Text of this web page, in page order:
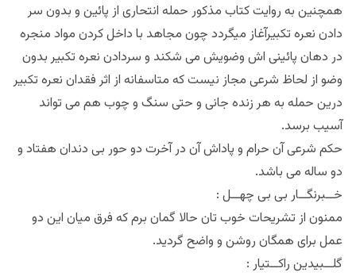
همچنین به روایت کتاب مذکور حمله انتحاری از پائین و بدون سر
دادن نعره تکبیرآغاز میگردد چون مجاهد با داخل کردن مواد منجره
در دهان پائینی اش وضویش می شکند و سردادن نعره تکبیر بدون
وضو از لحاظ شرعی مجاز نیست که متاسفانه از اثر فقدان نعره تکبیر
درین حمله به هر زنده جانی و حتی سنگ و چوب هم می تواند
آسیب برسد.
حکم شرعی آن حرام و پاداش آن در آخرت دو حور بی دندان هفتاد و
دو ساله می باشد.
خــبرنگــار بی بی چهــل :
ممنون از تشریحات خوب تان حالا گمان برم که فرق میان این دو
عمل برای همگان روشن و واضح گردید.
گلــبیدین راکــتیار :